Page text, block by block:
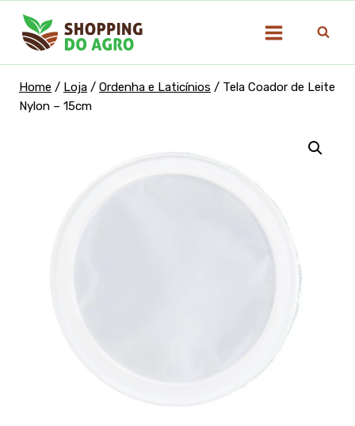
para
Home / Loja / Ordenha e Laticínios / Tela Coador de Leite
Nylon – 15cm